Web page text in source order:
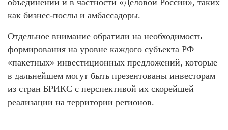
как бизнес-послы и амбассадоры.
️Отдельное внимание обратили на необходимость
формирования на уровне каждого субъекта РФ
«пакетных» инвестиционных предложений, которые
в дальнейшем могут быть презентованы инвесторам
из стран БРИКС с перспективой их скорейшей
реализации на территории регионов.